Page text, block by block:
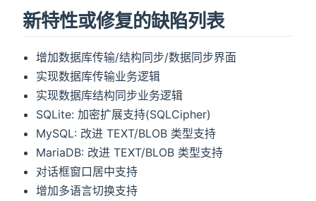
新特性或修复的缺陷列表
增加数据库传输/结构同步/数据同步界面
实现数据库传输业务逻辑
实现数据库结构同步业务逻辑
SQLite: 加密扩展支持(SQLCipher)
MySQL: 改进 TEXT/BLOB 类型支持
MariaDB: 改进 TEXT/BLOB 类型支持
对话框窗口居中支持
增加多语言切换支持